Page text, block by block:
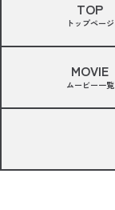
TOP
トップページ
MOVIE
ムービー一覧